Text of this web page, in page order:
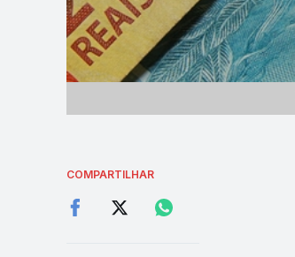
COMPARTILHAR